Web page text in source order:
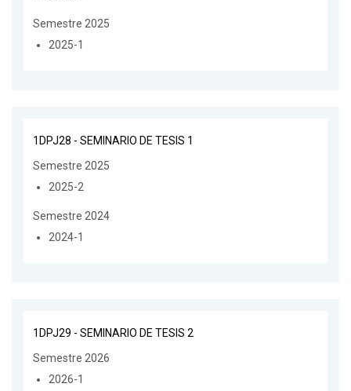
Semestre 2025
2025-1
1DPJ28 - SEMINARIO DE TESIS 1
Semestre 2025
2025-2
Semestre 2024
2024-1
1DPJ29 - SEMINARIO DE TESIS 2
Semestre 2026
2026-1